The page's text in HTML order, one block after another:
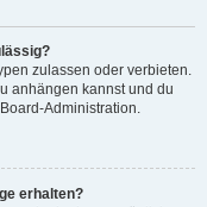
zulassen oder verbieten.
anhängen kannst und du
Administration.
erhalten?